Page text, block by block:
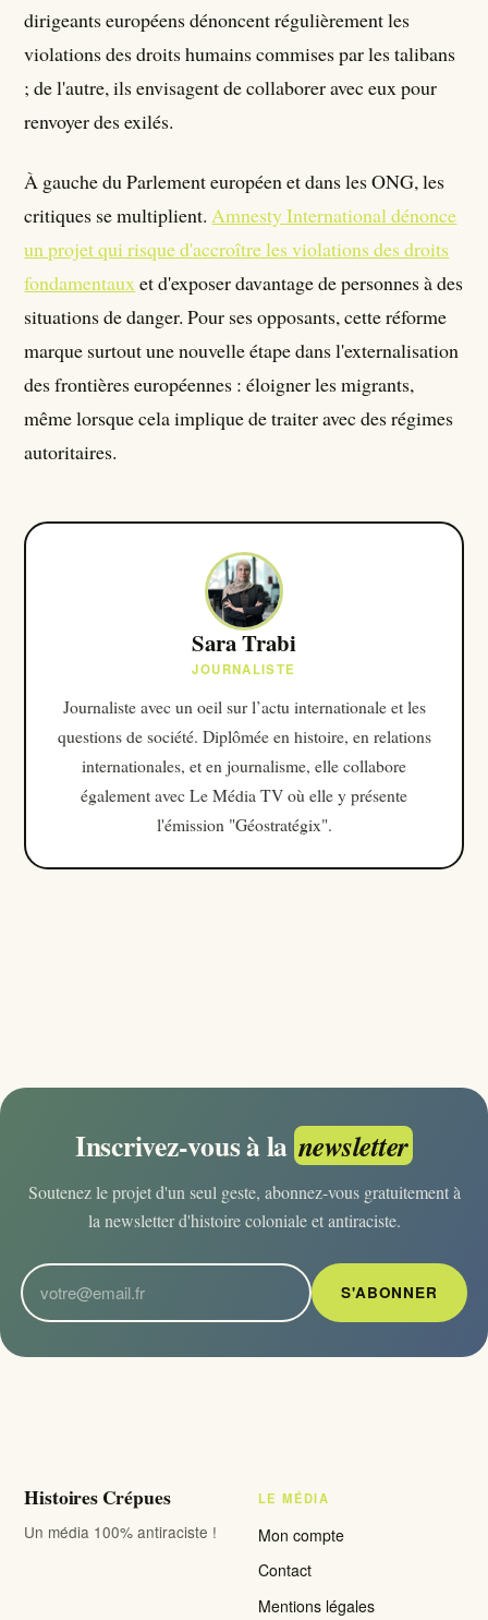
dirigeants européens dénoncent régulièrement les
violations des droits humains commises par les talibans
; de l'autre, ils envisagent de collaborer avec eux pour
renvoyer des exilés.
À gauche du Parlement européen et dans les ONG, les
critiques se multiplient.Amnesty International dénonce
un projet qui risque d'accroître les violations des droits
fondamentauxet d'exposer davantage de personnes à des
situations de danger. Pour ses opposants, cette réforme
marque surtout une nouvelle étape dans l'externalisation
des frontières européennes : éloigner les migrants,
même lorsque cela implique de traiter avec des régimes
autoritaires.
Sara Trabi
JOURNALISTE
Journaliste avec un oeil sur l’actu internationale et les
questions de société. Diplômée en histoire, en relations
internationales, et en journalisme, elle collabore
également avec Le Média TV où elle y présente
l'émission "Géostratégix".
Inscrivez-vous à la newsletter
Soutenez le projet d'un seul geste, abonnez-vous gratuitement à
la newsletter d'histoire coloniale et antiraciste.
S'ABONNER
Histoires Crépues
Un média 100% antiraciste !
LE MÉDIA
Mon compte
Contact
Mentions légales